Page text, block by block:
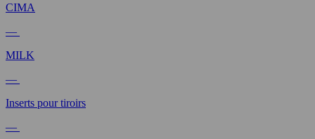
CIMA
—
MILK
—
Inserts pour tiroirs
—